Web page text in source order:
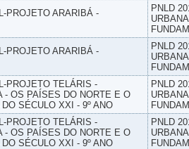
PROJETO ARARIBÁ -
PNLD
PROJETO ARARIBÁ -
PNLD
PROJETO TELÁRIS -
- OS PAÍSES DO NORTE E O
DO SÉCULO XXI - 9º ANO
PNLD
PROJETO TELÁRIS -
- OS PAÍSES DO NORTE E O
DO SÉCULO XXI - 9º ANO
PNLD